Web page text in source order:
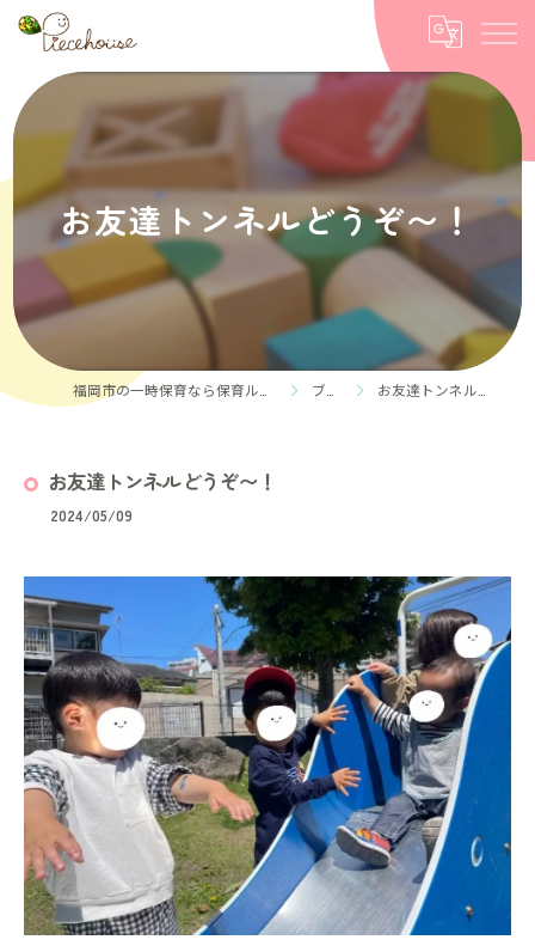
お友達トンネルどうぞ〜！
ブログ お友達トンネルどうぞ〜！
お友達トンネルどうぞ〜！
2024/05/09